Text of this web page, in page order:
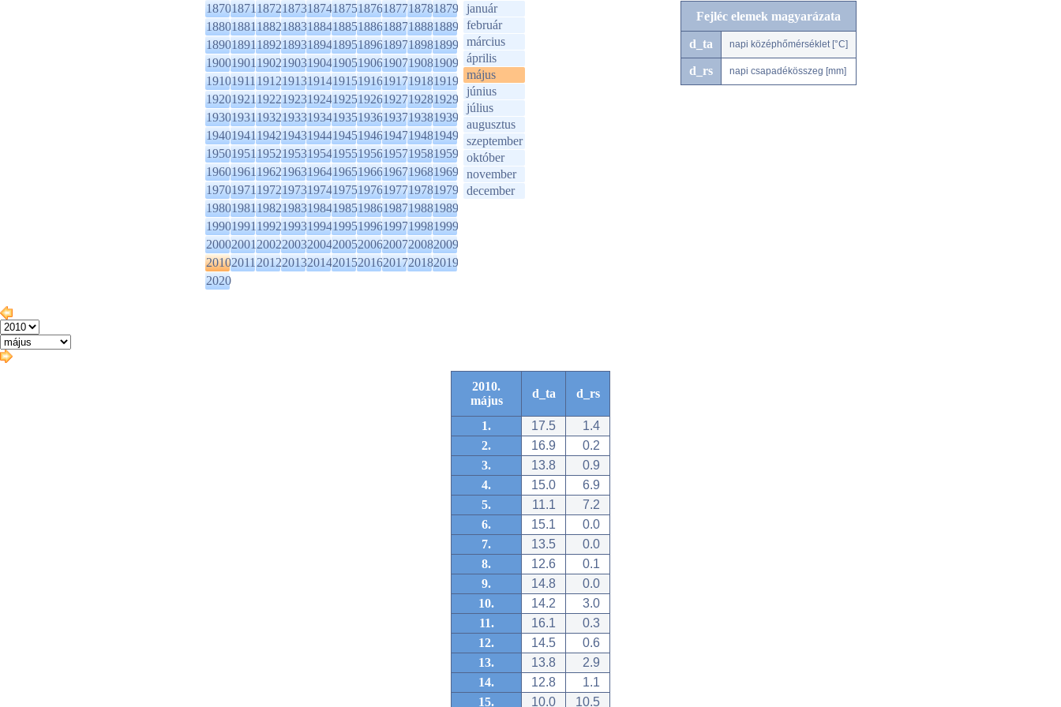
1870187118721873187418751876187718781879
1880188118821883188418851886188718881889
1890189118921893189418951896189718981899
1900190119021903190419051906190719081909
1910191119121913191419151916191719181919
1920192119221923192419251926192719281929
1930193119321933193419351936193719381939
1940194119421943194419451946194719481949
1950195119521953195419551956195719581959
1960196119621963196419651966196719681969
1970197119721973197419751976197719781979
1980198119821983198419851986198719881989
1990199119921993199419951996199719981999
2000200120022003200420052006200720082009
2010201120122013201420152016201720182019
2020
január
február
március
április
május
június
július
augusztus
szeptember
október
november
december
Fejléc elemek magyarázata
d_ta napi középhőmérséklet [°C]
d_rs napi csapadékösszeg [mm]
2010.
május
d_ta d_rs
1. 17.5
1.4
2.
16.9
0.2
3.
13.8
0.9
4.
15.0
6.9
5.
11.1
7.2
6.
15.1
0.0
7.
13.5
0.0
8.
12.6
0.1
9.
14.8
0.0
10.
14.2
3.0
11.
16.1
0.3
12.
14.5
0.6
13.
13.8
2.9
14.
12.8
1.1
15.
10.0 10.5